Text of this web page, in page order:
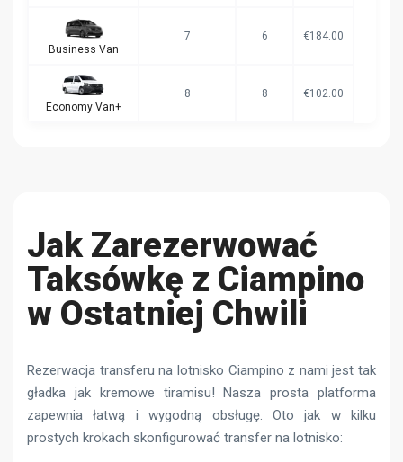
Business Van
7 6 €184.00
Economy Van+
8 8 €102.00
Jak Zarezerwować
Taksówkę z Ciampino
w Ostatniej Chwili
Rezerwacja transferu na lotnisko Ciampino z nami jest tak
gładka jak kremowe tiramisu! Nasza prosta platforma
zapewnia łatwą i wygodną obsługę. Oto jak w kilku
prostych krokach skonfigurować transfer na lotnisko: